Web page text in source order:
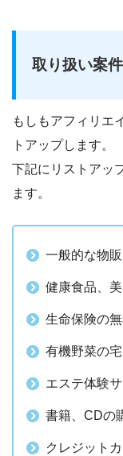
取り扱い案
もしもアフィリエ
トアップします。
下記にリストアッ
ます。
一般的な物
健康食品、
生命保険の
有機野菜の
エステ体験
書籍、CDの
クレジット